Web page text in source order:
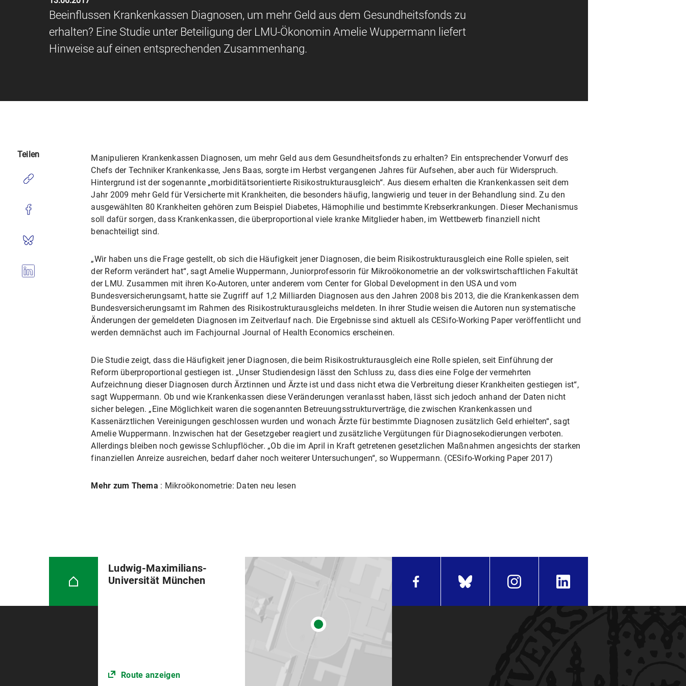
Beeinflussen Krankenkassen Diagnosen, um mehr Geld aus dem Gesundheitsfonds zu
erhalten? Eine Studie unter Beteiligung der LMU-Ökonomin Amelie Wuppermann liefert
Hinweise auf einen entsprechenden Zusammenhang.
Manipulieren Krankenkassen Diagnosen, um mehr Geld aus dem Gesundheitsfonds zu erhalten? Ein entsprechender Vorwurf des
Chefs der Techniker Krankenkasse, Jens Baas, sorgte im Herbst vergangenen Jahres für Aufsehen, aber auch für Widerspruch.
Hintergrund ist der sogenannte „morbiditätsorientierte Risikostrukturausgleich“. Aus diesem erhalten die Krankenkassen seit dem
Jahr 2009 mehr Geld für Versicherte mit Krankheiten, die besonders häufig, langwierig und teuer in der Behandlung sind. Zu den
ausgewählten 80 Krankheiten gehören zum Beispiel Diabetes, Hämophilie und bestimmte Krebserkrankungen. Dieser Mechanismus
soll dafür sorgen, dass Krankenkassen, die überproportional viele kranke Mitglieder haben, im Wettbewerb finanziell nicht
benachteiligt sind.
„Wir haben uns die Frage gestellt, ob sich die Häufigkeit jener Diagnosen, die beim Risikostrukturausgleich eine Rolle spielen, seit
der Reform verändert hat“, sagt Amelie Wuppermann, Juniorprofessorin für Mikroökonometrie an der volkswirtschaftlichen Fakultät
der LMU. Zusammen mit ihren Ko-Autoren, unter anderem vom Center for Global Development in den USA und vom
Bundesversicherungsamt, hatte sie Zugriff auf 1,2 Milliarden Diagnosen aus den Jahren 2008 bis 2013, die die Krankenkassen dem
Bundesversicherungsamt im Rahmen des Risikostrukturausgleichs meldeten. In ihrer Studie weisen die Autoren nun systematische
Änderungen der gemeldeten Diagnosen im Zeitverlauf nach. Die Ergebnisse sind aktuell als CESifo-Working Paper veröffentlicht und
werden demnächst auch im Fachjournal Journal of Health Economics erscheinen.
Die Studie zeigt, dass die Häufigkeit jener Diagnosen, die beim Risikostrukturausgleich eine Rolle spielen, seit Einführung der
Reform überproportional gestiegen ist. „Unser Studiendesign lässt den Schluss zu, dass dies eine Folge der vermehrten
Aufzeichnung dieser Diagnosen durch Ärztinnen und Ärzte ist und dass nicht etwa die Verbreitung dieser Krankheiten gestiegen ist“,
sagt Wuppermann. Ob und wie Krankenkassen diese Veränderungen veranlasst haben, lässt sich jedoch anhand der Daten nicht
sicher belegen. „Eine Möglichkeit waren die sogenannten Betreuungsstrukturverträge, die zwischen Krankenkassen und
Kassenärztlichen Vereinigungen geschlossen wurden und wonach Ärzte für bestimmte Diagnosen zusätzlich Geld erhielten“, sagt
Amelie Wuppermann. Inzwischen hat der Gesetzgeber reagiert und zusätzliche Vergütungen für Diagnosekodierungen verboten.
Allerdings bleiben noch gewisse Schlupflöcher. „Ob die im April in Kraft getretenen gesetzlichen Maßnahmen angesichts der starken
finanziellen Anreize ausreichen, bedarf daher noch weiterer Untersuchungen“, so Wuppermann. (CESifo-Working Paper 2017)
Mehr zum Thema : Mikroökonometrie: Daten neu lesen
Teilen
Ludwig-Maximilians-
Universität München
Route anzeigen